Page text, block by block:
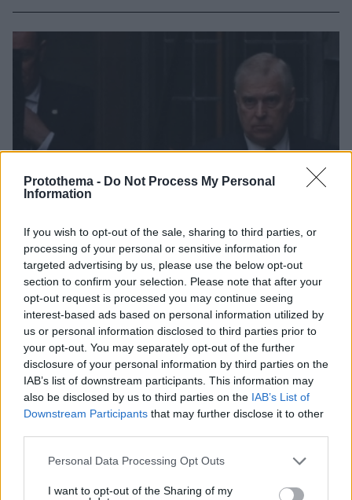
Protothema - Do Not Process My Personal
Information
If you wish to opt-out of the sale, sharing to third parties, or
processing of your personal or sensitive information for
targeted advertising by us, please use the below opt-out
section to confirm your selection. Please note that after your
opt-out request is processed you may continue seeing
interest-based ads based on personal information utilized by
us or personal information disclosed to third parties prior to
your opt-out. You may separately opt-out of the further
disclosure of your personal information by third parties on the
IAB’s list of downstream participants. This information may
also be disclosed by us to third parties on the IAB’s List of
Downstream Participants that may further disclose it to other
Please note that this website/app uses one or more Google
not limited to your visit or usage behaviour. You may click to
Personal Data Processing Opt Outs
I want to opt-out of the Sharing of my
Βασιλική κηδεία προβλέπεται για τον πρίγκιπα
Άντριου όταν πεθάνει παρά την αποκαθήλωσή
του, αντιδράσεις για το «μυστικό σχέδιο»
09.08.2026, 08:01
Ασθενής ξυλοκόπησε νοσηλεύτρια
στα Επείγοντα του Ερυθρού Σταυρού,